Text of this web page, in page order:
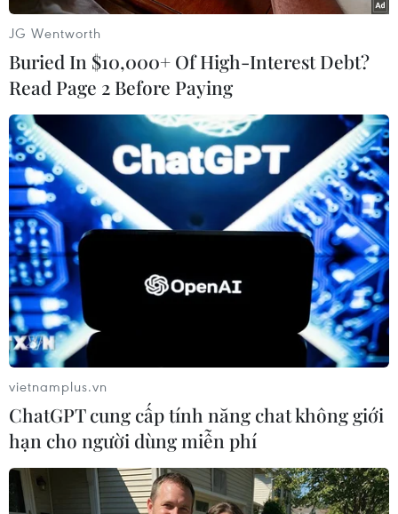
#tàu cá
#bộ đội biên phòng
Quảng Bình Quảng Trị
Theo dõi VietnamPlus
JG Wentworth
Buried In $10,000+ Of High-Interest Debt?
Read Page 2 Before Paying
vietnamplus.vn
ChatGPT cung cấp tính năng chat không giới
hạn cho người dùng miễn phí